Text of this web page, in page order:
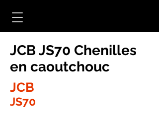
JCB JS70 Chenilles
en caoutchouc
JCB
JS70